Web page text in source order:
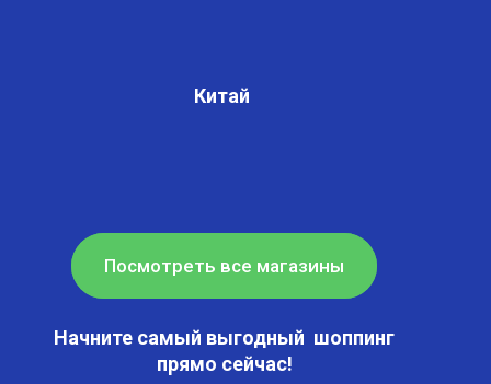
Начните самый выгодный шоппинг
прямо сейчас!
Посмотреть все магазины
Китай